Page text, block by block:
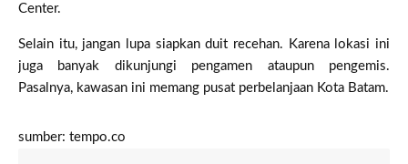
Center.
Selain itu, jangan lupa siapkan duit recehan. Karena lokasi ini
juga banyak dikunjungi pengamen ataupun pengemis.
Pasalnya, kawasan ini memang pusat perbelanjaan Kota Batam.
sumber: tempo.co